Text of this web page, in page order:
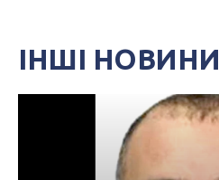
ІНШІ НОВИНИ